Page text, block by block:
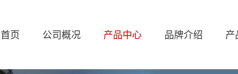
首页 公司概况 产品中心 品牌介绍 产